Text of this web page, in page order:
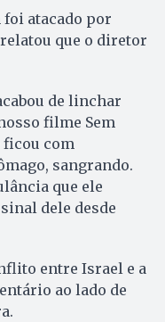
foi atacado por
que o diretor
de linchar
filme Sem
ficou com
sangrando.
que ele
dele desde
entre Israel e a
ao lado de